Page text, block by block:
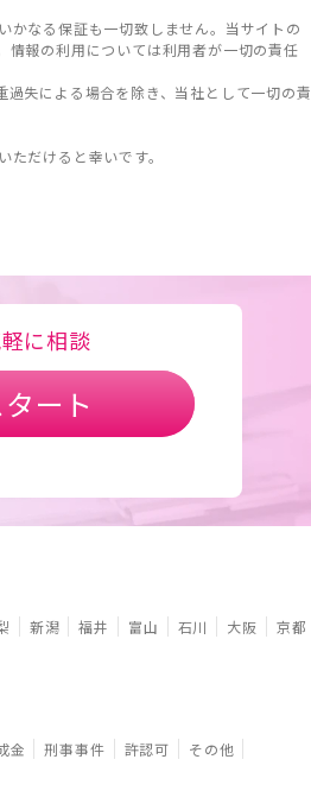
かなる保証も一切致しません。当サイトの
情報の利用については利用者が一切の責任
失による場合を除き、当社として一切の責
だけると幸いです。
に相談
ート
新潟 福井 富山 石川 大阪 京都
金 刑事事件 許認可 その他